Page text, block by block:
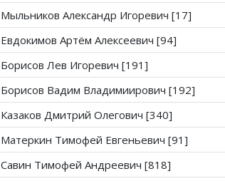
Мыльников Александр Игоревич [17]
Евдокимов Артём Алексеевич [94]
Борисов Лев Игоревич [191]
Борисов Вадим Владимиирович [192]
Казаков Дмитрий Олегович [340]
Матеркин Тимофей Евгеньевич [91]
Савин Тимофей Андреевич [818]